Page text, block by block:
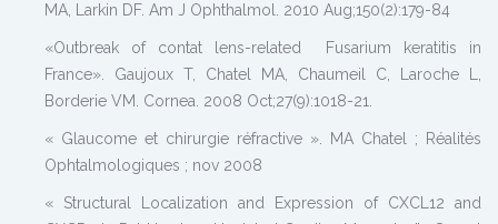
MA, Larkin DF. Am J Ophthalmol. 2010 Aug;150(2):179-84
«Outbreak of contat lens-related Fusarium keratitis in
France». Gaujoux T, Chatel MA, Chaumeil C, Laroche L,
Borderie VM. Cornea. 2008 Oct;27(9):1018-21.
« Glaucome et chirurgie réfractive ». MA Chatel ; Réalités
Ophtalmologiques ; nov 2008
« Structural Localization and Expression of CXCL12 and